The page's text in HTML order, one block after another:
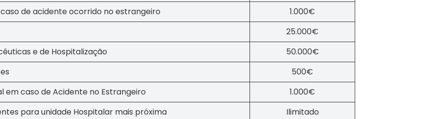
de acidente ocorrido no estrangeiro
1.000€
25.000€
e de Hospitalização
50.000€
500€
em caso de Acidente no Estrangeiro
1.000€
para unidade Hospitalar mais próxima
Ilimitado